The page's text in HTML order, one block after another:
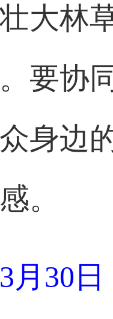
大林
要协
身边
。
3月30